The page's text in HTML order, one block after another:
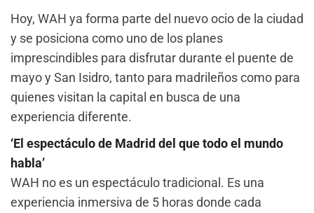
Hoy, WAH ya forma parte del nuevo ocio de la ciudad
y se posiciona como uno de los planes
imprescindibles para disfrutar durante el puente de
mayo y San Isidro, tanto para madrileños como para
quienes visitan la capital en busca de una
experiencia diferente.
‘El espectáculo de Madrid del que todo el mundo
habla’
WAH no es un espectáculo tradicional. Es una
experiencia inmersiva de 5 horas donde cada